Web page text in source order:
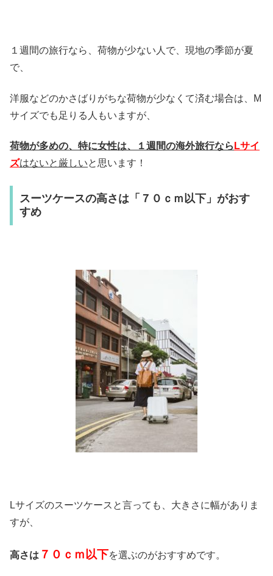
１週間の旅行なら、荷物が少ない人で、現地の季節が夏
で、
洋服などのかさばりがちな荷物が少なくて済む場合は、M
サイズでも足りる人もいますが、
荷物が多めの、特に女性は、１週間の海外旅行なら Lサイ
ズはないと厳しいと思います！
スーツケースの高さは「７０ｃｍ以下」がおす
すめ
Lサイズのスーツケースと言っても、大きさに幅がありま
すが、
高さは ７０ｃｍ以下を選ぶのがおすすめです。